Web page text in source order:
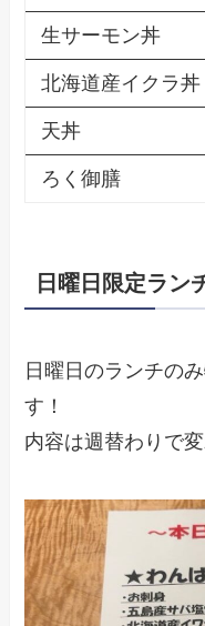
生サーモン丼
北海道産イクラ丼
天丼
ろく御膳
日曜日限定ラン
日曜日のランチの
す！
内容は週替わりで